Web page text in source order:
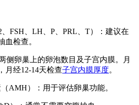
、FSH、LH、P、PRL、T）：建议在
血检查。
卵巢上的卵泡数目及子宫内膜。月
月经12-14天检查子宫内膜厚度。
）：用于评估卵巢功能。